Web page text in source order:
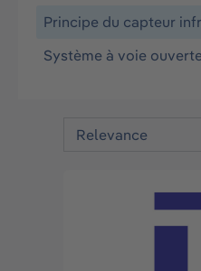
Principe du capteur
Système à voie